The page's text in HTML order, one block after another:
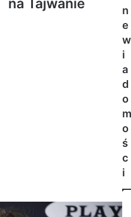
na Tajwanie
n
e
w
i
a
d
o
m
o
ś
c
i